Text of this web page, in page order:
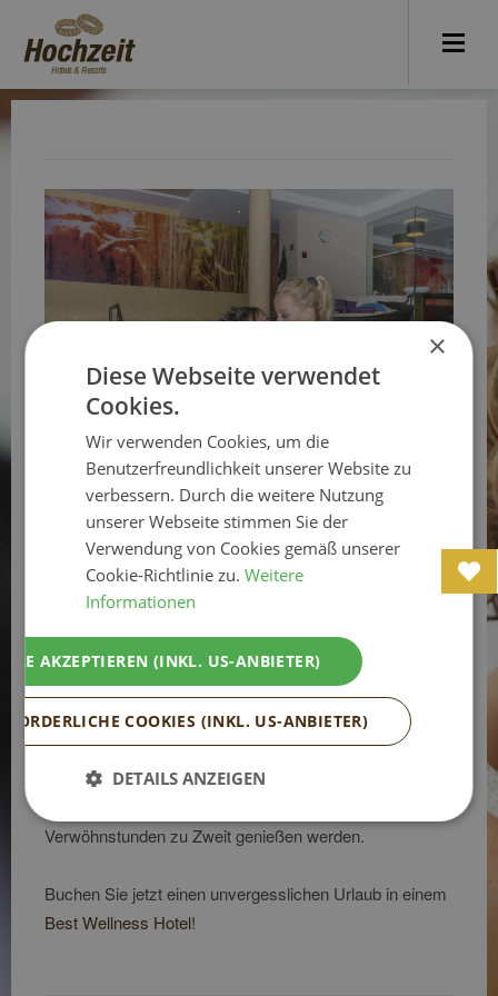
Hochzeitsreise mit
Wellness
Luxus und Komfort sind in denBest Wellnesshotels
selbstverständlich und so bieten Ihnen diese
Wellnesshotelseinen exklusiven Wellnessbereich der
keine Wünsche offen lässt. Die Wellness -
Designlandschaften warten mit verschiedenen Saunen,
Infrarotkabinen, Hallenbädern, Fitnessräumen und
Felsenduschen. Genießen Sie verschiedene
Massagebehandlungen oder buchen Sie sich die private
Verwöhnstunden zu Zweit genießen werden.
Buchen Sie jetzt einen unvergesslichen Urlaub in einem
Best Wellness Hotel!
×
Diese Webseite verwendet
Cookies.
Wir verwenden Cookies, um die
Benutzerfreundlichkeit unserer Website zu
verbessern. Durch die weitere Nutzung
unserer Webseite stimmen Sie der
Verwendung von Cookies gemäß unserer
Cookie-Richtlinie zu.Weitere
Informationen
AKZEPTIEREN (INKL. US-ANBIETER)
COOKIES (INKL. US-ANBIETER)
DETAILS ANZEIGEN